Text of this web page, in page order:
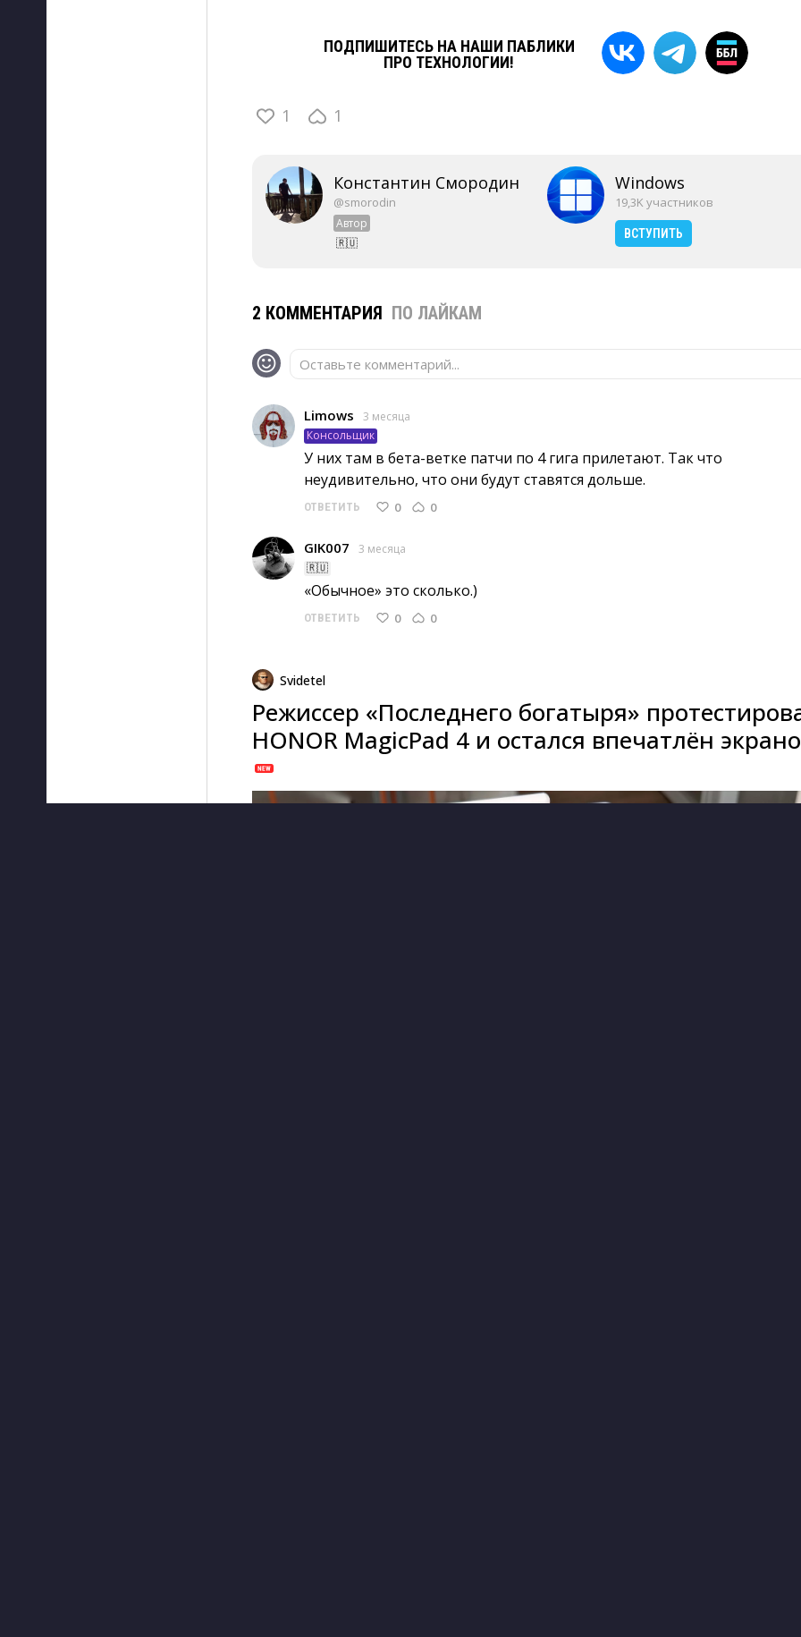
ПОДПИШИТЕСЬ НА НАШИ ПАБЛИКИ
ПРО ТЕХНОЛОГИИ!
1 1
Константин Смородин
@smorodin
Автор
🇷🇺
Windows
19,3K участников
ВСТУПИТЬ
2 КОММЕНТАРИЯ ПО ЛАЙКАМ
Оставьте комментарий...
Limows
3 месяца
Консольщик
У них там в бета-ветке патчи по 4 гига прилетают. Так что
неудивительно, что они будут ставятся дольше.
ОТВЕТИТЬ 0 0
GIK007
3 месяца
🇷🇺
«Обычное» это сколько.)
ОТВЕТИТЬ 0 0
Svidetel
Режиссер «Последнего богатыря»
HONOR MagicPad 4 и остался впечатлён